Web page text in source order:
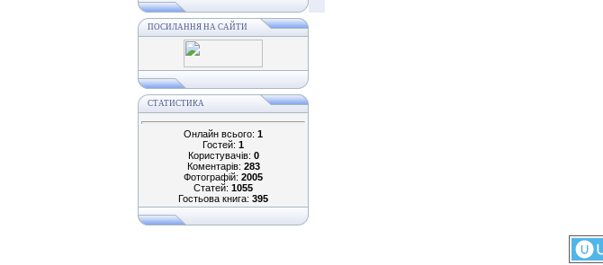
ПОСИЛАННЯ НА САЙТИ
СТАТИСТИКА
Онлайн всього: 1
Гостей: 1
Користувачів: 0
Коментарів: 283
Фотографій: 2005
Статей: 1055
Гостьова книга: 395